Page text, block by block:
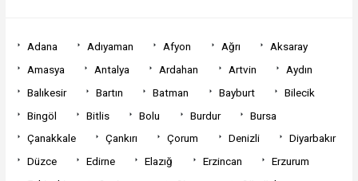
Adana Adıyaman Afyon Ağrı
Aksaray
Amasya
Antalya Ardahan Artvin
Aydın
Balıkesir
Bartın Batman Bayburt
Bilecik
Bingöl
Bitlis Bolu Burdur
Bursa
Çanakkale
Çankırı Çorum Denizli
Diyarbakır
Düzce
Edirne Elazığ Erzincan
Erzurum